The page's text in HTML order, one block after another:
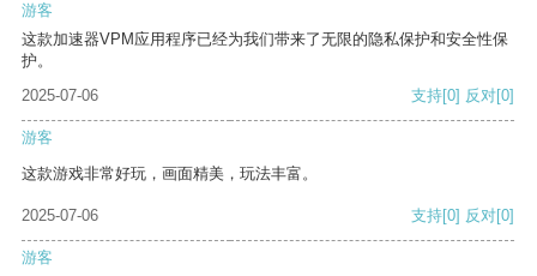
游客
这款加速器VPM应用程序已经为我们带来了无限的隐私保护和安全性保
护。
2025-07-06
支持[0] 反对[0]
游客
这款游戏非常好玩，画面精美，玩法丰富。
2025-07-06 支持[0] 反对[0]
游客